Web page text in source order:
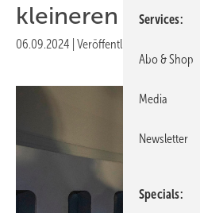
kleineren
06.09.2024 Veröffentlicht in
Services
Abo & Shop
Media
Newsletter
Specials